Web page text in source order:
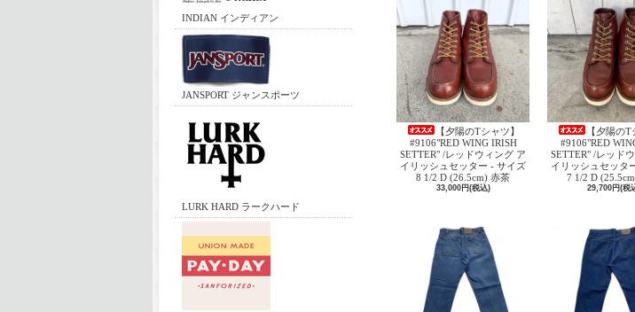
INDIAN インディアン
JANSPORT ジャンスポーツ
LURK HARD ラークハード
【夕陽のTシャツ】
#9106"RED WING IRISH
SETTER" /レッドウィング ア
イリッシュセッター - サイズ
8 1/2 D (26.5cm) 赤茶
33,000円(税込)
【夕陽のT
#9106"RED
SETTER" /レッド
イリッシュセッタ
7 1/2 D
29,700円(税